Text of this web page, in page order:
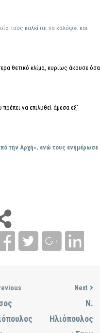
τους καλείται να καλύψει και
θετικό κλίμα, κυρίως άκουσε όσα
να επιλυθεί άμεσα εξ’
την Αρχή», ενώ τους ενημέρωσε
Next
Ν.
Ηλιόπουλος